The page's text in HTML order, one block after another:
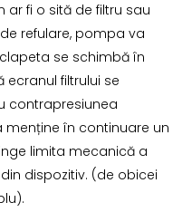
ar fi o sită de filtru sau
refulare, pompa va
se schimbă în
filtrului se
contrapresiunea
în continuare un
limita mecanică a
dispozitiv. (de obicei